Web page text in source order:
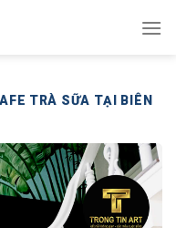
TRÀ SỮA TẠI BIÊN